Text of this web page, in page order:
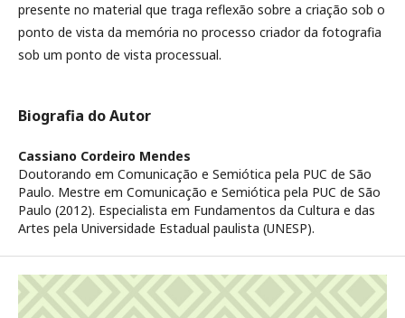
presente no material que traga reflexão sobre a criação sob o
ponto de vista da memória no processo criador da fotografia
sob um ponto de vista processual.
Biografia do Autor
Cassiano Cordeiro Mendes
Doutorando em Comunicação e Semiótica pela PUC de São
Paulo. Mestre em Comunicação e Semiótica pela PUC de São
Paulo (2012). Especialista em Fundamentos da Cultura e das
Artes pela Universidade Estadual paulista (UNESP).